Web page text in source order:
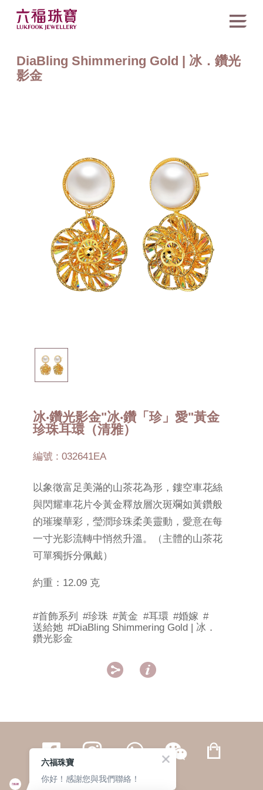
DiaBling Shimmering Gold | 冰．鑽光
影金
冰‧鑽光影金"冰‧鑽「珍」愛"黃金
珍珠耳環（清雅）
編號 : 032641EA
以象徵富足美滿的山茶花為形，鏤空車花絲
與閃耀車花片令黃金釋放層次斑斕如黃鑽般
的璀璨華彩，瑩潤珍珠柔美靈動，愛意在每
一寸光影流轉中悄然升溫。（主體的山茶花
可單獨拆分佩戴）
約重：12.09 克
#首飾系列 #珍珠 #黃金 #耳環 #婚嫁 #
送給她 #DiaBling Shimmering Gold | 冰．
鑽光影金
 
繁體 | 簡体
六福珠寶
你好！感謝您與我們聯絡！